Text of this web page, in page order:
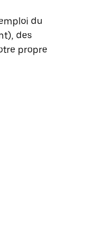
du
des
propre